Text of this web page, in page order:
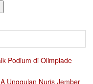
Podium di Olimpiade
Unggulan Nuris Jember